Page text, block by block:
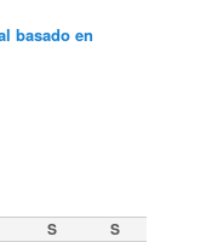
basado en
S S